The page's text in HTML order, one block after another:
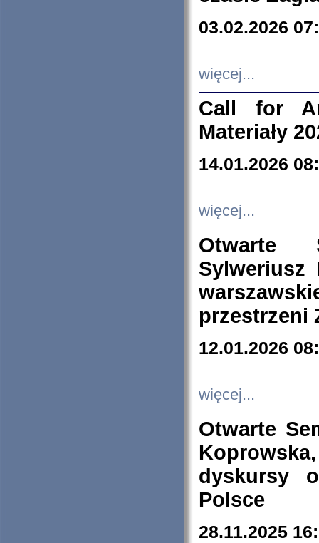
03.02.2026
więcej...
Call for
Materiały
14.01.2026
więcej...
Otwarte
Sylweriusz
przestrzeni
12.01.2026
więcej...
Otwarte
dyskursy
Polsce
28.11.2025